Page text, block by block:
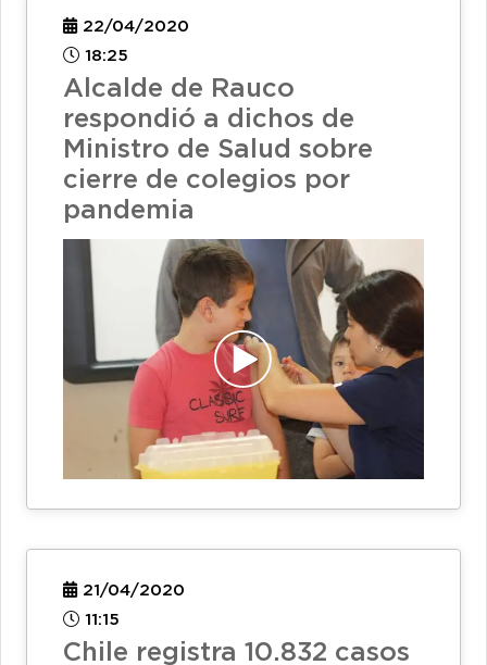
22/04/2020
18:25
Alcalde de Rauco
respondió a dichos de
Ministro de Salud sobre
cierre de colegios por
pandemia
21/04/2020
11:15
Chile registra 10.832 casos